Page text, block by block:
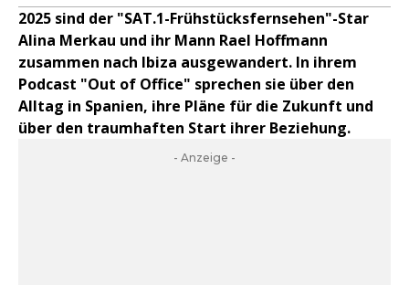
2025 sind der "SAT.1-Frühstücksfernsehen"-Star
Alina Merkau und ihr Mann Rael Hoffmann
zusammen nach Ibiza ausgewandert. In ihrem
Podcast "Out of Office" sprechen sie über den
Alltag in Spanien, ihre Pläne für die Zukunft und
über den traumhaften Start ihrer Beziehung.
- Anzeige -